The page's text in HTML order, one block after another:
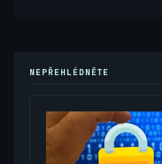
NEPŘEHLÉDNĚTE